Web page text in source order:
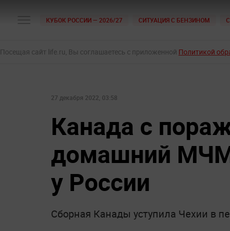
КУБОК РОССИИ — 2026/27 СИТУАЦИЯ С БЕНЗИНОМ
Посещая сайт life.ru, Вы соглашаетесь с приложенной Политикой
27 декабря 2022, 03:58
Канада с
домашний
у России
Сборная Канады уступила Чехии в